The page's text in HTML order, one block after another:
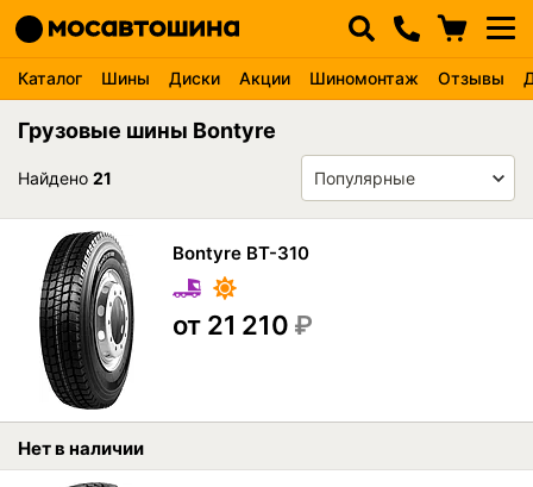
Каталог Шины Диски Акции Шиномонтаж Отзывы
Грузовые шины Bontyre
Найдено 21
Bontyre BT-310
от 21 210 ₽
Нет в наличии